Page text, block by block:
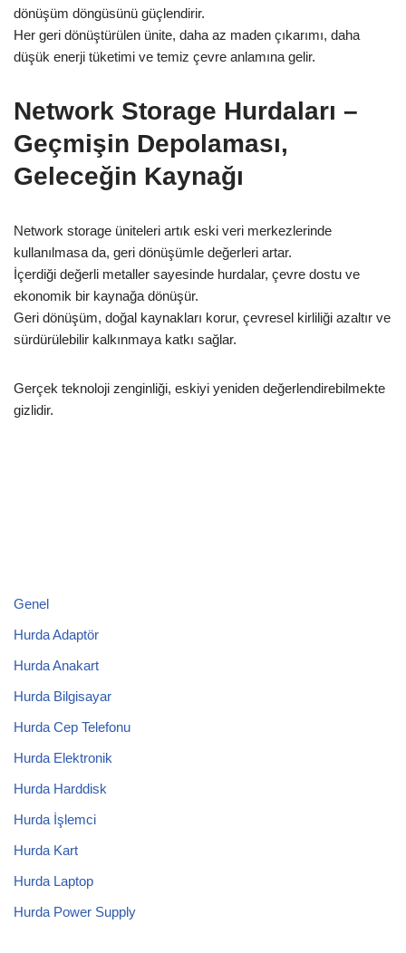
dönüşüm döngüsünü güçlendirir.
Her geri dönüştürülen ünite, daha az maden çıkarımı, daha
düşük enerji tüketimi ve temiz çevre anlamına gelir.
Network Storage Hurdaları –
Geçmişin Depolaması,
Geleceğin Kaynağı
Network storage üniteleri artık eski veri merkezlerinde
kullanılmasa da, geri dönüşümle değerleri artar.
İçerdiği değerli metaller sayesinde hurdalar, çevre dostu ve
ekonomik bir kaynağa dönüşür.
Geri dönüşüm, doğal kaynakları korur, çevresel kirliliği azaltır ve
sürdürülebilir kalkınmaya katkı sağlar.
Gerçek teknoloji zenginliği, eskiyi yeniden değerlendirebilmekte
gizlidir.
Genel
Hurda Adaptör
Hurda Anakart
Hurda Bilgisayar
Hurda Cep Telefonu
Hurda Elektronik
Hurda Harddisk
Hurda İşlemci
Hurda Kart
Hurda Laptop
Hurda Power Supply